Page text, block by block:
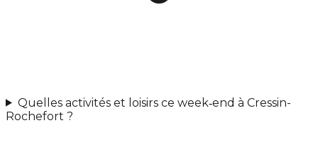
Quelles activités et loisirs ce week‑end à Cressin-
Rochefort ?